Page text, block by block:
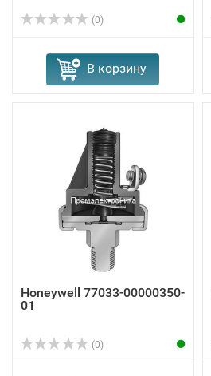
(0)
В корзину
Honeywell 77033-00000350-
01
(0)